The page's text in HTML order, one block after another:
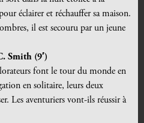
éclairer et réchauffer sa maison.
il est secouru par un jeune
Smith (9′)
font le tour du monde en
en solitaire, leurs deux
Les aventuriers vont-ils réussir à